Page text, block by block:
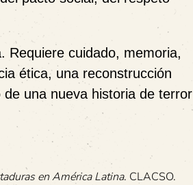
Requiere cuidado, memoria,
ética, una reconstrucción
una nueva historia de terror
en América Latina. CLACSO.